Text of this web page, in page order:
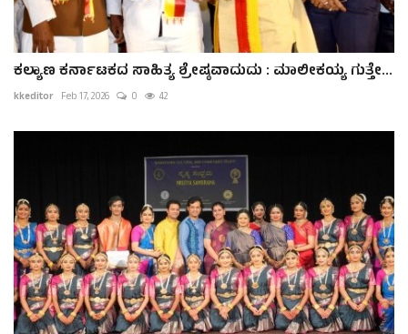
ಕಲ್ಯಾಣ ಕರ್ನಾಟಕದ ಸಾಹಿತ್ಯ ಶ್ರೇಷ್ಠವಾದುದು : ಮಾಲೀಕಯ್ಯ ಗುತ್ತೇ...
kkeditor Feb 17, 2026 0 42